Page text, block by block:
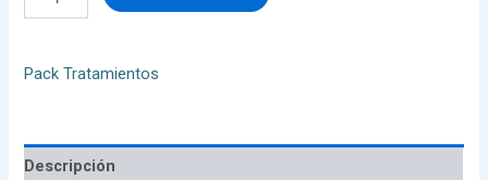
Pack Tratamientos
Descripción